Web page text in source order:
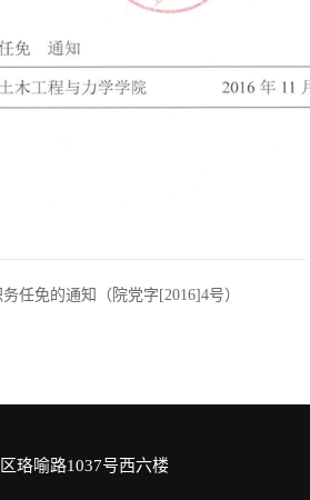
任免的通知（院党字[2016]4号）
珞喻路1037号西六楼